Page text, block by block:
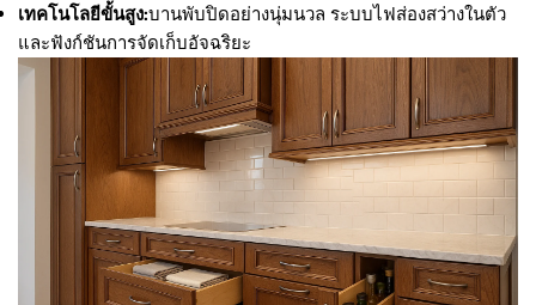
เทคโนโลยีขั้นสูง:บานพับปิดอย่างนุ่มนวล ระบบไฟส่องสว่างในตัว
และฟังก์ชันการจัดเก็บอัจฉริยะ